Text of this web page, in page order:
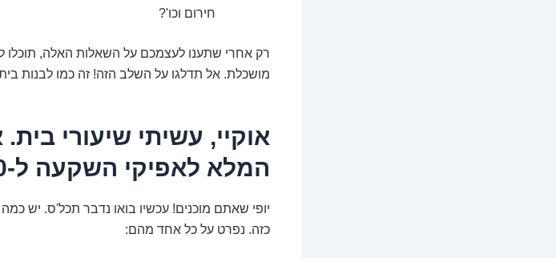
חירום וכו'?
רק אחרי שתענו לעצמכם על השאלות האלה, תוכלו
מושכלת. אל תדלגו על השלב הזה! זה כמו לבנות
אוקיי, עשיתי שיעורי
המלא לאפיקי השקעה ל-300,000 ש"ח
יופי שאתם מוכנים! עכשיו בואו נדבר תכל'ס. יש
כזה. נפרט על כל אחד מהם: